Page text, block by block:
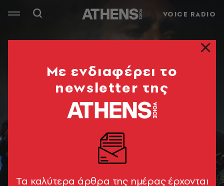
VOICE RADIO
Mε ενδιαφέρει το
newsletter της
Tα καλύτερα άρθρα της ημέρας έρχονται